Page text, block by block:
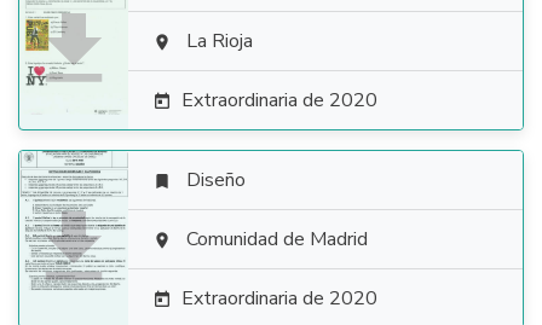
  La Rioja
 Extraordinaria de 2020

 Diseño
 Comunidad de Madrid
 Extraordinaria de 2020